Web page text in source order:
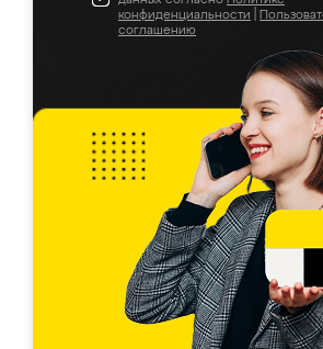
конфиденциальности
соглашению